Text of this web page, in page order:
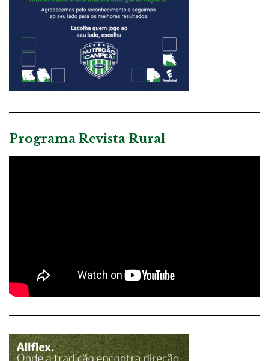
Programa Revista Rural